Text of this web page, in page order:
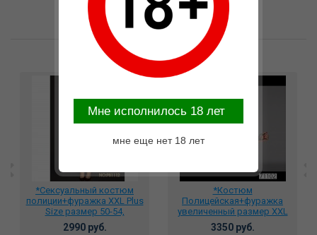
Возможные варианты замены
*Сексуальный костюм
полиции+фуражка XXL Plus
Size размер 50-54,
DJ_P81112
2990 руб.
*Костюм
Полицейская+фуражка
увеличенный размер XXL
Plus Size 50-54, DJ_71102
3350 руб.
Mне исполнилось 18 лет
мне еще нет 18 лет